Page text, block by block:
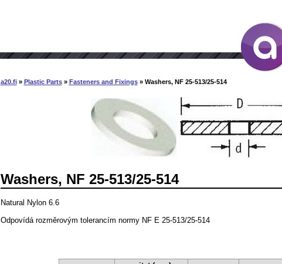
a20.fi» Plastic Parts» Fasteners and Fixings» Washers, NF 25-513/25-514
Washers, NF 25-513/25-514
Natural Nylon 6.6
Odpovídá rozměrovým tolerancím normy NF E 25-513/25-514